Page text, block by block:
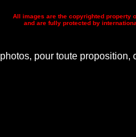
All images are the copyrighted property
and are fully protected by
pour toute proposition,